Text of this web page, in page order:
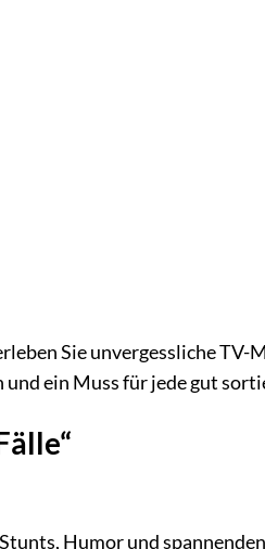
Sie unvergessliche
und ein Muss für jede gut
Humor und